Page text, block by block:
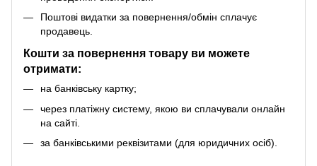
Поштові видатки за повернення/обмін сплачує
продавець.
Кошти за повернення товару ви можете
отримати:
на банківську картку;
через платіжну систему, якою ви сплачували онлайн
на сайті.
за банківськими реквізитами (для юридичних осіб).